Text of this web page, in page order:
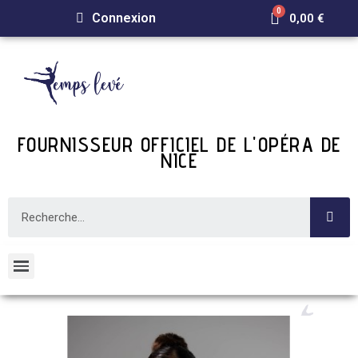
Connexion 0,00 €
FOURNISSEUR OFFICIEL DE L'OPÉRA DE
NICE